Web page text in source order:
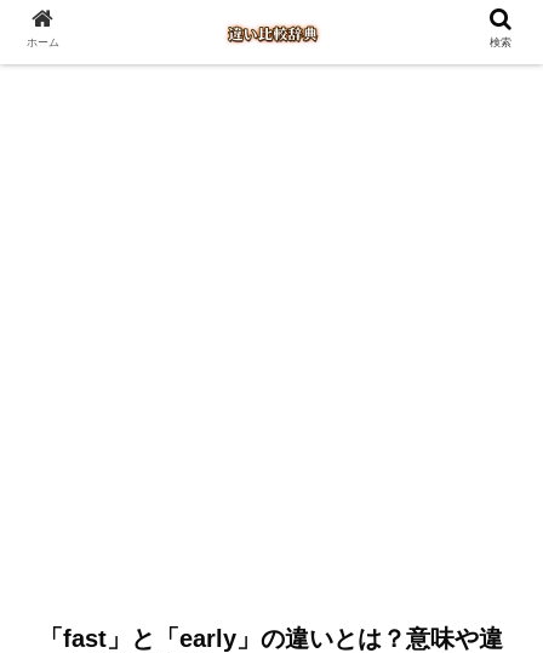
「fast」と「early」の違いとは？意味や違
ホーム 検索